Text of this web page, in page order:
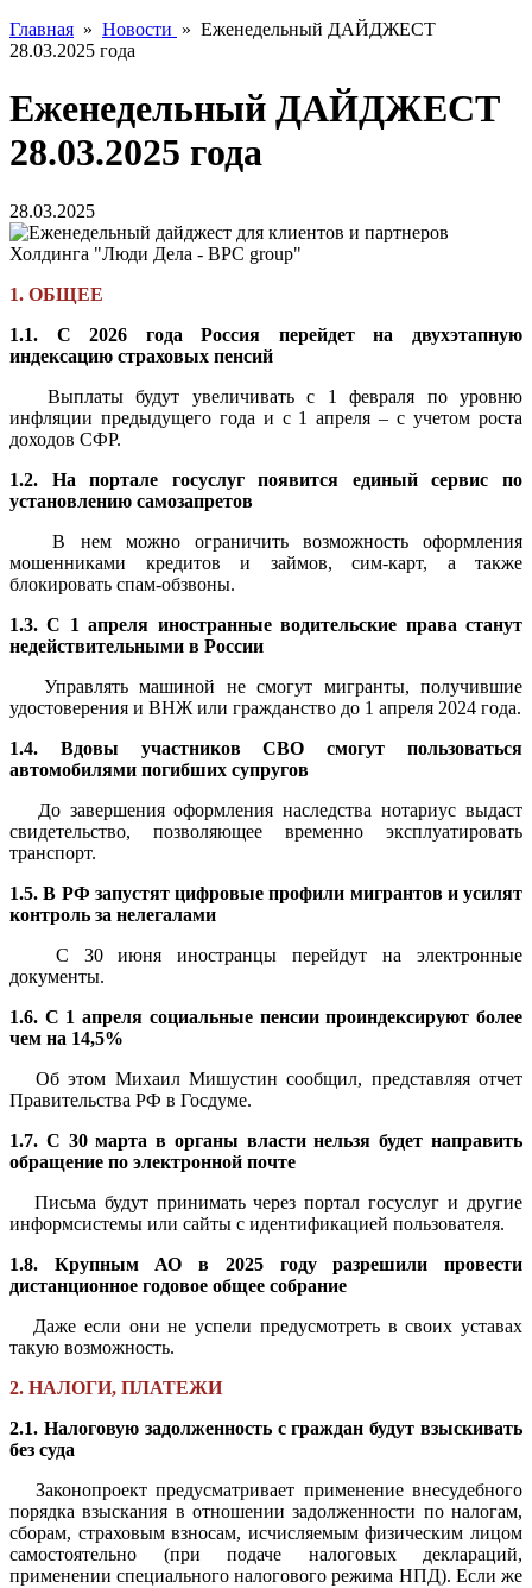
Главная » Новости » Еженедельный ДАЙДЖЕСТ
28.03.2025 года
Еженедельный ДАЙДЖЕСТ
28.03.2025 года
28.03.2025
1. ОБЩЕЕ
1.1. C 2026 года Россия перейдет на двухэтапную
индексацию страховых пенсий
Выплаты будут увеличивать с 1 февраля по уровню
инфляции предыдущего года и с 1 апреля – с учетом роста
доходов СФР.
1.2. На портале госуслуг появится единый сервис по
установлению самозапретов
В нем можно ограничить возможность оформления
мошенниками кредитов и займов, сим-карт, а также
блокировать спам-обзвоны.
1.3. С 1 апреля иностранные водительские права станут
недействительными в России
Управлять машиной не смогут мигранты, получившие
удостоверения и ВНЖ или гражданство до 1 апреля 2024 года.
1.4. Вдовы участников СВО смогут пользоваться
автомобилями погибших супругов
До завершения оформления наследства нотариус выдаст
свидетельство, позволяющее временно эксплуатировать
транспорт.
1.5. В РФ запустят цифровые профили мигрантов и усилят
контроль за нелегалами
С 30 июня иностранцы перейдут на электронные
документы.
1.6. С 1 апреля социальные пенсии проиндексируют более
чем на 14,5%
Об этом Михаил Мишустин сообщил, представляя отчет
Правительства РФ в Госдуме.
1.7. С 30 марта в органы власти нельзя будет направить
обращение по электронной почте
Письма будут принимать через портал госуслуг и другие
информсистемы или сайты с идентификацией пользователя.
1.8. Крупным АО в 2025 году разрешили провести
дистанционное годовое общее собрание
Даже если они не успели предусмотреть в своих уставах
такую возможность.
2. НАЛОГИ, ПЛАТЕЖИ
2.1. Налоговую задолженность с граждан будут взыскивать
без суда
Законопроект предусматривает применение внесудебного
порядка взыскания в отношении задолженности по налогам,
сборам, страховым взносам, исчисляемым физическим лицом
самостоятельно (при подаче налоговых деклараций,
применении специального налогового режима НПД). Если же